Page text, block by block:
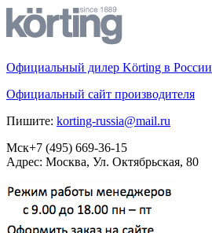
Официальный дилер Körting в России
Официальный сайт производителя
Пишите: korting-russia@mail.ru
Мск+7 (495) 669-36-15
Адрес: Москва, Ул. Октябрьская, 80